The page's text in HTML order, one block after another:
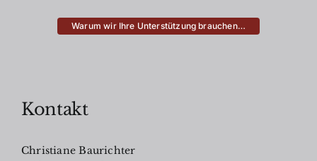
Warum wir Ihre Unterstützung brauchen…
Kontakt
Christiane Baurichter